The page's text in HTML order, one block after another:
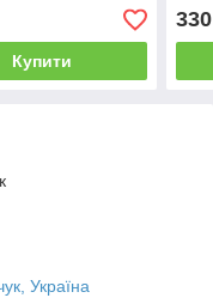
Купити
330
Україна